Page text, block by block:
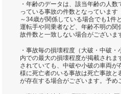
・年齢のデータは、該当年齢の人
っている事故の件数となっていま
～34歳が関係している場合でも1件
運転手や同乗者など、年齢不明の関
故件数と一致しない場合がございま
・事故毎の損壊程度（大破・中破
内での最大の損壊程度が掲載され
されていても、中破や小破の車両が
様に死亡者のいる事故は死亡事故と
が存在する場合がございます。予め